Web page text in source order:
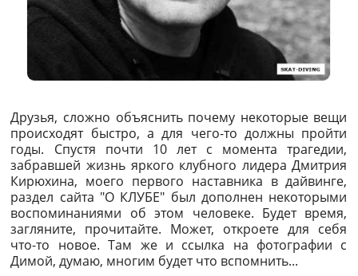
Друзья, сложно объяснить почему некоторые вещи
происходят быстро, а для чего-то должны пройти
годы. Спустя почти 10 лет с момента трагедии,
забравшей жизнь яркого клубного лидера Дмитрия
Кирюхина, моего первого наставника в дайвинге,
раздел сайта "О КЛУБЕ" был дополнен некоторыми
воспоминаниями об этом человеке. Будет время,
загляните, прочитайте. Может, откроете для себя
что-то новое. Там же и ссылка на фотографии с
Димой, думаю, многим будет что вспомнить...